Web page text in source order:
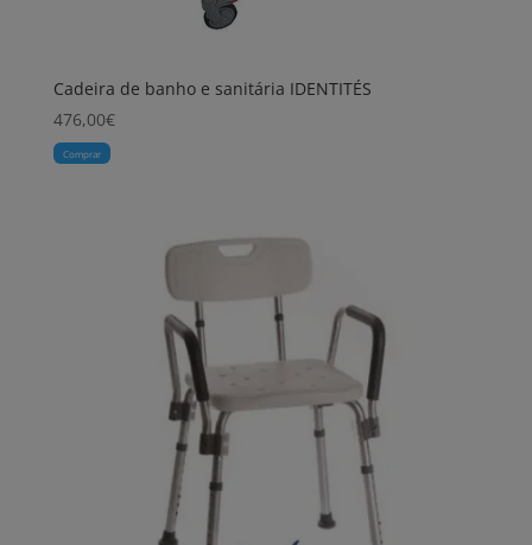
Cadeira de banho e sanitária IDENTITÉS
476,00€
Comprar